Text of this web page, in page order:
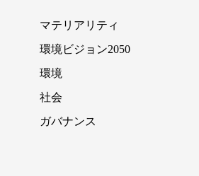
マテリアリティ
環境ビジョン2050
環境
社会
ガバナンス